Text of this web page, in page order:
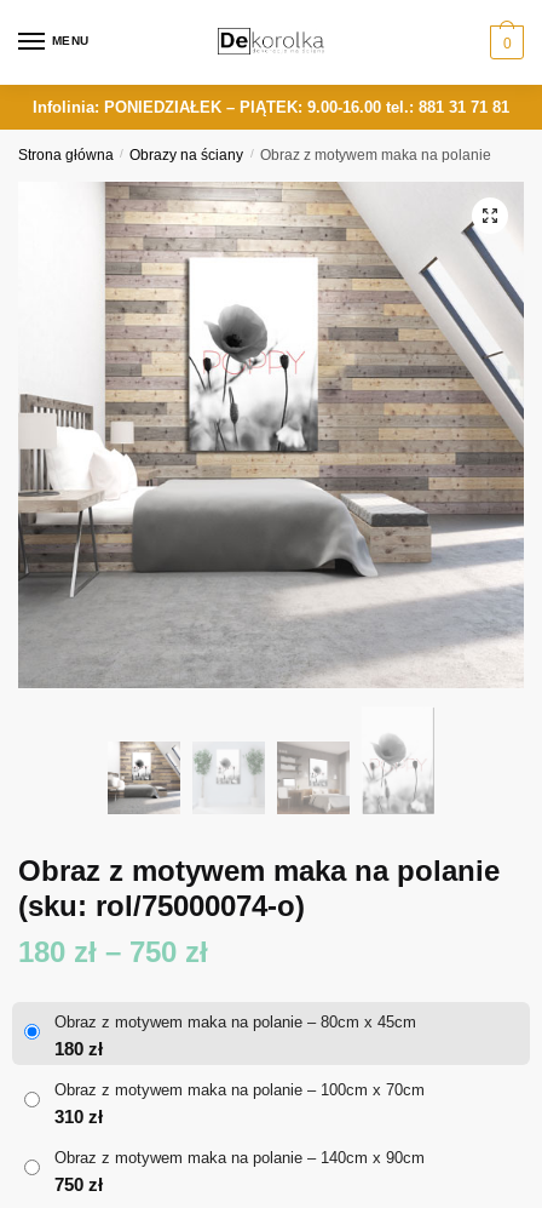
MENU 0
Infolinia: PONIEDZIAŁEK – PIĄTEK: 9.00-16.00 tel.: 881 31 71 81
Strona główna / Obrazy na ściany / Obraz z motywem maka na polanie
Obraz z motywem maka na polanie
(sku: rol/75000074-o)
180 zł – 750 złZakres
180 zł
Obraz z motywem maka na polanie – 80cm x 45cm
180 zł
Obraz z motywem maka na polanie – 100cm x 70cm
310 zł
Obraz z motywem maka na polanie – 140cm x 90cm
750 zł